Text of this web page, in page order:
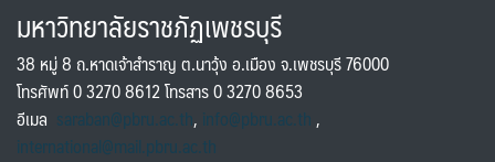
มหาวิทยาลัยราชภัฏเพชรบุรี
38 หมู่ 8 ถ.หาดเจ้าสำราญ ต.นาวุ้ง อ.เมือง จ.เพชรบุรี 76000
โทรศัพท์ 0 3270 8612 โทรสาร 0 3270 8653
อีเมล saraban@pbru.ac.th, info@pbru.ac.th,
international@mail.pbru.ac.th